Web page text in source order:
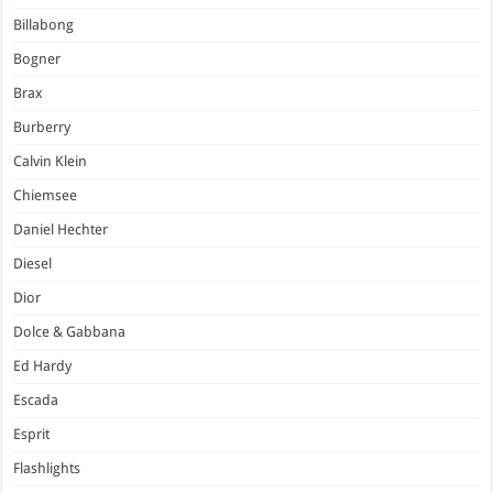
Billabong
Bogner
Brax
Burberry
Calvin Klein
Chiemsee
Daniel Hechter
Diesel
Dior
Dolce & Gabbana
Ed Hardy
Escada
Esprit
Flashlights